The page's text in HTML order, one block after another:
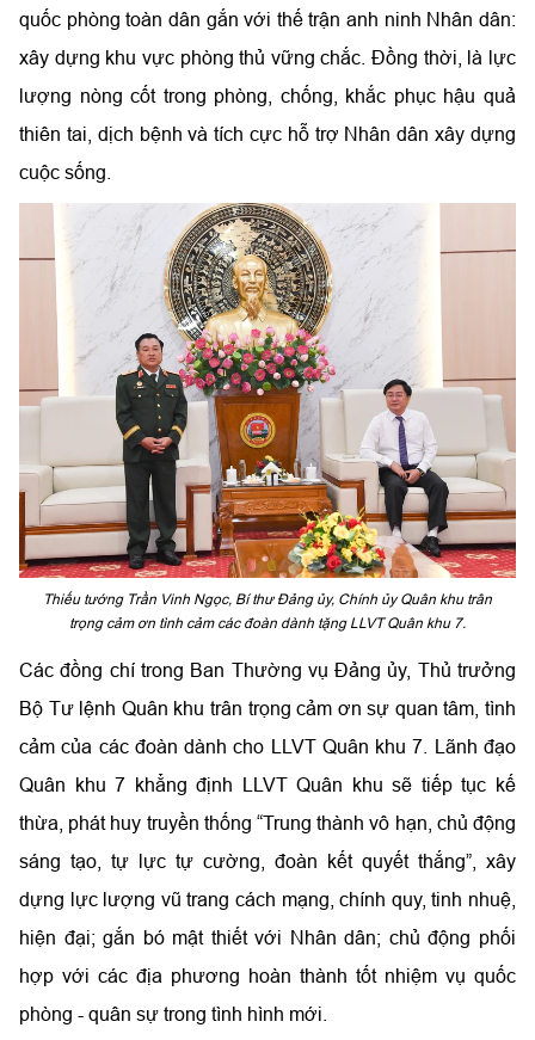
quốc phòng toàn dân gắn với thế trận anh ninh Nhân dân:
xây dựng khu vực phòng thủ vững chắc. Đồng thời, là lực
lượng nòng cốt trong phòng, chống, khắc phục hậu quả
thiên tai, dịch bệnh và tích cực hỗ trợ Nhân dân xây dựng
cuộc sống.
Thiếu tướng Trần Vinh Ngọc, Bí thư Đảng ủy, Chính ủy Quân khu trân
trọng cảm ơn tình cảm các đoàn dành tặng LLVT Quân khu 7.
Các đồng chí trong Ban Thường vụ Đảng ủy, Thủ trưởng
Bộ Tư lệnh Quân khu trân trọng cảm ơn sự quan tâm, tình
cảm của các đoàn dành cho LLVT Quân khu 7. Lãnh đạo
Quân khu 7 khẳng định LLVT Quân khu sẽ tiếp tục kế
thừa, phát huy truyền thống “Trung thành vô hạn, chủ động
sáng tạo, tự lực tự cường, đoàn kết quyết thắng”, xây
dựng lực lượng vũ trang cách mạng, chính quy, tinh nhuệ,
hiện đại; gắn bó mật thiết với Nhân dân; chủ động phối
hợp với các địa phương hoàn thành tốt nhiệm vụ quốc
phòng - quân sự trong tình hình mới.